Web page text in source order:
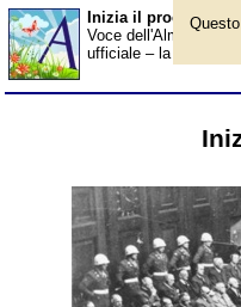
Inizia il processo di
Voce dell'Almanacco
ufficiale – la resa del